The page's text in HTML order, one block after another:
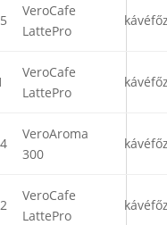
VeroCafe
LattePro
VeroCafe
LattePro
VeroAroma
300
VeroCafe
LattePro